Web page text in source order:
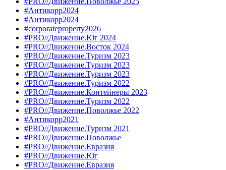
#Антикорр2024
#Антикорр2024
#corporateproperty2026
#PRO//Движение.Юг 2024
#PRO//Движение.Восток 2024
#PRO//Движение.Туризм 2023
#PRO//Движение.Туризм 2023
#PRO//Движение.Туризм 2023
#PRO//Движение.Туризм 2022
#PRO//Движение.Контейнеры 2023
#PRO//Движение.Туризм 2022
#PRO//Движение.Поволжье 2022
#Антикорр2021
#PRO//Движение.Туризм 2021
#PRO//Движение.Поволжье
#PRO//Движение.Евразия
#PRO//Движение.Юг
#PRO//Движение.Евразия